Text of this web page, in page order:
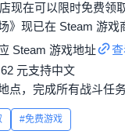
现在可以限时免费领
》现已在 Steam 游
Steam 游戏地址
元支持中文
点，完成所有战斗任
免费游戏